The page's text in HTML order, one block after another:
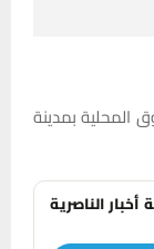
المحلية بمدينة
الناصرية